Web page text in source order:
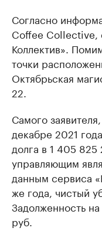
Согласно
Coffee
Коллектив».
точки
Октябрьская
22.
Самого
декабре 2021
долга в 1 405
управляющим
данным сервиса
же года, чистый
Задолженность
руб.